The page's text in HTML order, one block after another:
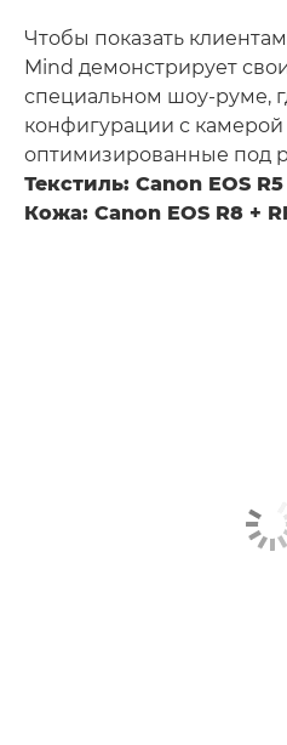
Чтобы показать
Mind демонстрирует
специальном шоу-руме,
конфигурации с
оптимизированные под
Текстиль: Canon EOS
Кожа: Canon EOS R8 +